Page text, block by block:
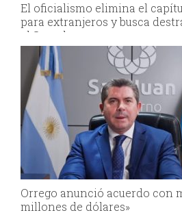
El oficialismo elimina el
para extranjeros y busca
el Senado
Orrego anunció acuerdo con
millones de dólares»